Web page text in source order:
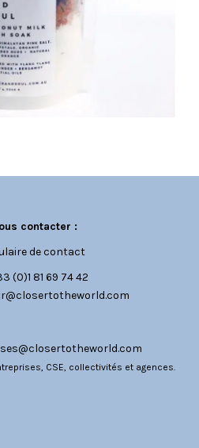
contacter :
de contact
(0)1 81 69 74 42
CSE, collectivités et agences.